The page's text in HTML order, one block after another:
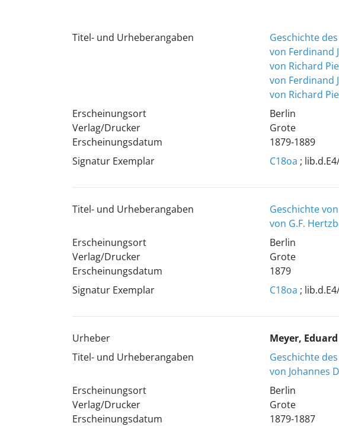
Titel- und Urheberangaben
Geschichte
von Ferdinand
von Richard
von Ferdinand
von Richard
Erscheinungsort
Verlag/Drucker
Erscheinungsdatum
Berlin
Grote
1879-1889
Signatur Exemplar
C18oa ;
Titel- und Urheberangaben
Geschichte
von G.F.
Erscheinungsort
Verlag/Drucker
Erscheinungsdatum
Berlin
Grote
1879
Signatur Exemplar
C18oa ;
Urheber Meyer, Eduard
Titel- und Urheberangaben
Geschichte
von Johannes
Erscheinungsort
Verlag/Drucker
Erscheinungsdatum
Berlin
Grote
1879-1887